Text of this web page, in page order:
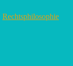
Rechtsphilosophie